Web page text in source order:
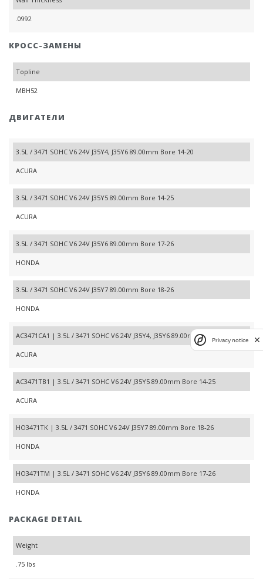
.0992
КРОСС-ЗАМЕНЫ
Topline
MBH52
ДВИГАТЕЛИ
3.5L / 3471 SOHC V6 24V J35Y4, J35Y6 89.00mm Bore 14-20
ACURA
3.5L / 3471 SOHC V6 24V J35Y5 89.00mm Bore 14-25
ACURA
3.5L / 3471 SOHC V6 24V J35Y6 89.00mm Bore 17-26
HONDA
3.5L / 3471 SOHC V6 24V J35Y7 89.00mm Bore 18-26
HONDA
AC3471CA1 | 3.5L / 3471 SOHC V6 24V J35Y4, J35Y6 89.00mm Bore 14-20
ACURA
AC3471TB1 | 3.5L / 3471 SOHC V6 24V J35Y5 89.00mm Bore 14-25
ACURA
HO3471TK | 3.5L / 3471 SOHC V6 24V J35Y7 89.00mm Bore 18-26
HONDA
HO3471TM | 3.5L / 3471 SOHC V6 24V J35Y6 89.00mm Bore 17-26
HONDA
PACKAGE DETAIL
Weight
.75 lbs
Privacy notice